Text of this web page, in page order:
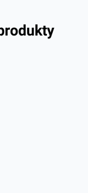
ako sú